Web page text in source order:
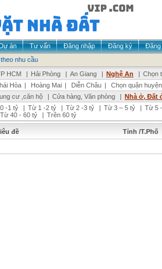
án Tư vấn Đăng nhập Đăng ký
Đăng
nhu cầu
HCM | Hải Phòng | An Giang | Nghệ An | Chọn
Hòa | Hoàng Mai | Diễn Châu |
Chọn quận
cư ,căn hộ | Cửa hàng, Văn phòng | Nhà ở, Đất
-1 tỷ | Từ 1 -2 tỷ | Từ 2 -3 tỷ | Từ 3 – 5 tỷ | Từ 5
Từ 40 - 60 tỷ | Trên 60 tỷ
đề Tỉnh /T.Phố